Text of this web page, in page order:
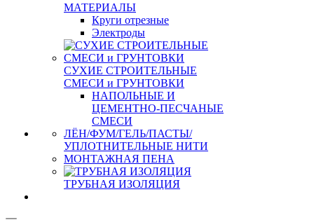
МАТЕРИАЛЫ
Круги отрезные
Электроды
СУХИЕ СТРОИТЕЛЬНЫЕ
СМЕСИ и ГРУНТОВКИ
НАПОЛЬНЫЕ И
ЦЕМЕНТНО-ПЕСЧАНЫЕ
СМЕСИ
ЛЁН/ФУМ/ГЕЛЬ/ПАСТЫ/
УПЛОТНИТЕЛЬНЫЕ НИТИ
МОНТАЖНАЯ ПЕНА
ТРУБНАЯ ИЗОЛЯЦИЯ